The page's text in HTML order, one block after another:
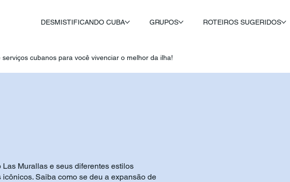
DESMISTIFICANDO CUBA GRUPOS ROTEIROS SUGERIDOS
cubanos para você vivenciar o melhor da ilha!
Murallas e seus diferentes estilos
Saiba como se deu a expansão de